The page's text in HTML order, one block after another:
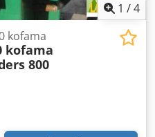
1 /4
kofama
kofama
800